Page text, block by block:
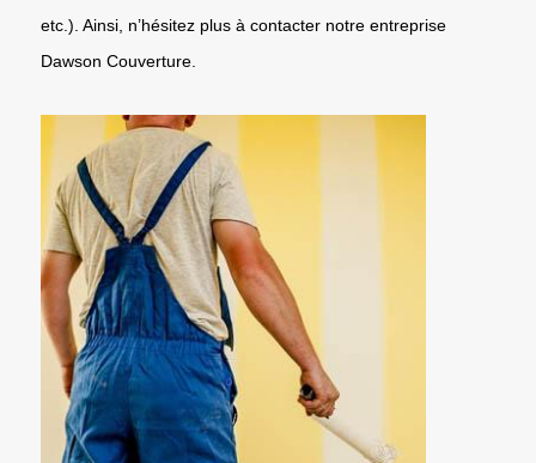
etc.). Ainsi, n’hésitez plus à contacter notre entreprise
Dawson Couverture.